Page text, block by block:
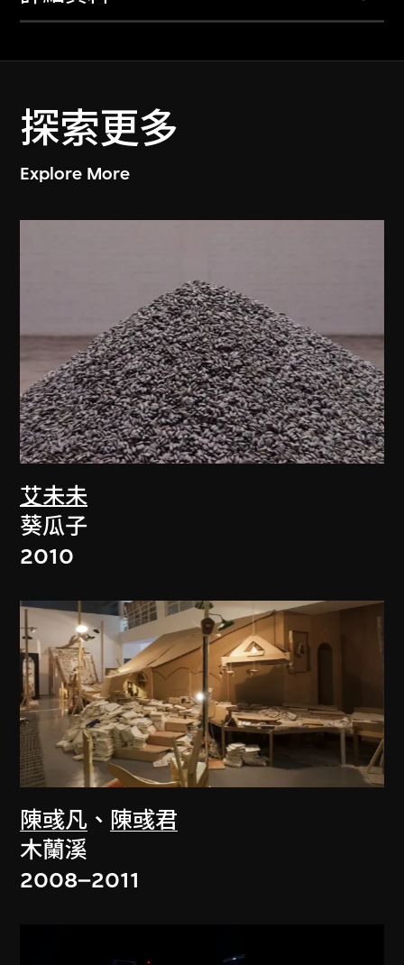
探索更多
Explore More
艾未未
葵瓜子
2010
陳彧凡 、 陳彧君
木蘭溪
2008–2011